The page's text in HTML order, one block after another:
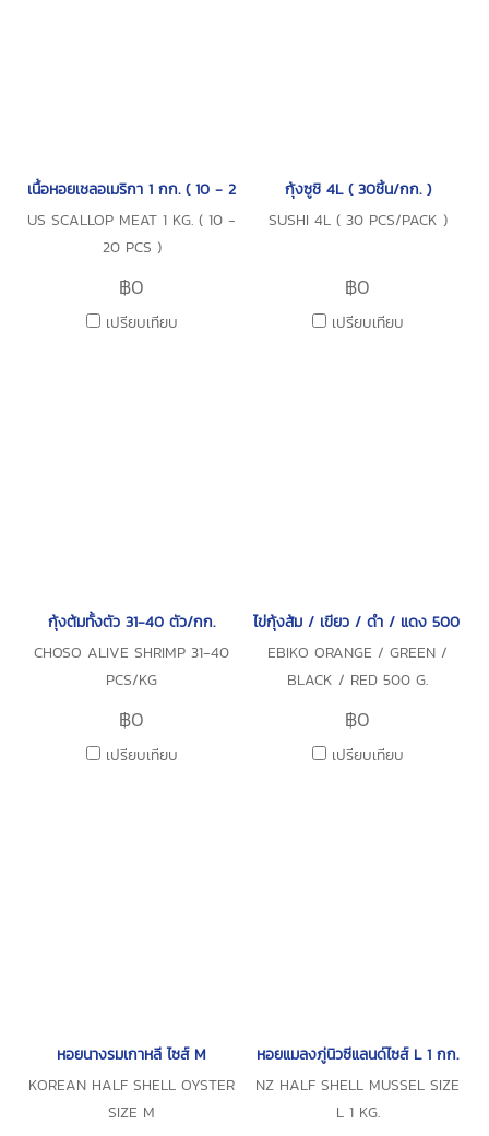
เนื้อหอยเชลอเมริกา 1 กก. ( 10 - 20 ชิ้น )
US SCALLOP MEAT 1 KG. ( 10 -
20 PCS )
฿0
เปรียบเทียบ
กุ้งซูชิ 4L ( 30ชิ้น/กก. )
SUSHI 4L ( 30 PCS/PACK )
฿0
เปรียบเทียบ
กุ้งต้มทั้งตัว 31-40 ตัว/กก.
CHOSO ALIVE SHRIMP 31-40
PCS/KG
฿0
เปรียบเทียบ
ไข่กุ้งส้ม / เขียว / ดำ / แดง 500 กรั
EBIKO ORANGE / GREEN /
BLACK / RED 500 G.
฿0
เปรียบเทียบ
หอยนางรมเกาหลี ไซส์ M
KOREAN HALF SHELL OYSTER
SIZE M
หอยแมลงภู่นิวซีแลนด์ไซส์ L 1 กก.
NZ HALF SHELL MUSSEL SIZE
L 1 KG.